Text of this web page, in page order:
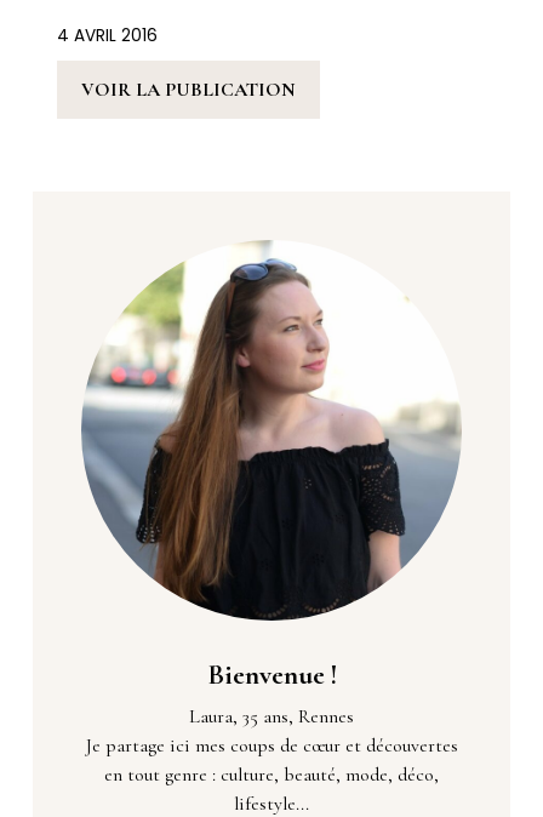
4 AVRIL 2016
VOIR LA PUBLICATION
Bienvenue !
Laura, 35 ans, Rennes
Je partage ici mes coups de cœur et découvertes
en tout genre : culture, beauté, mode, déco,
lifestyle...